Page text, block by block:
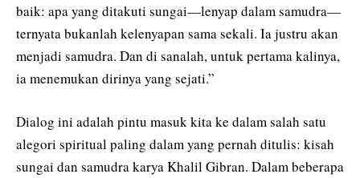
baik: apa yang ditakuti sungai—lenyap dalam samudra—
ternyata bukanlah kelenyapan sama sekali. Ia justru akan
menjadi samudra. Dan di sanalah, untuk pertama kalinya,
ia menemukan dirinya yang sejati.”
Dialog ini adalah pintu masuk kita ke dalam salah satu
alegori spiritual paling dalam yang pernah ditulis: kisah
sungai dan samudra karya Khalil Gibran. Dalam beberapa